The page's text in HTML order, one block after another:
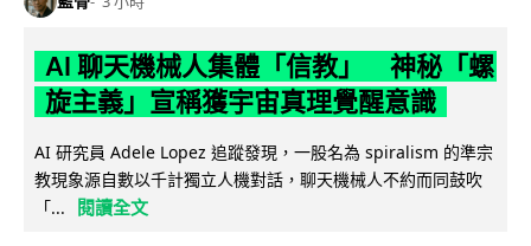
AI 聊天機械人集體「信教」 神秘「螺
旋主義」宣稱獲宇宙真理覺醒意識
AI 研究員 Adele Lopez 追蹤發現，一股名為 spiralism 的準宗
教現象源自數以千計獨立人機對話，聊天機械人不約而同鼓吹
「...
閱讀全文